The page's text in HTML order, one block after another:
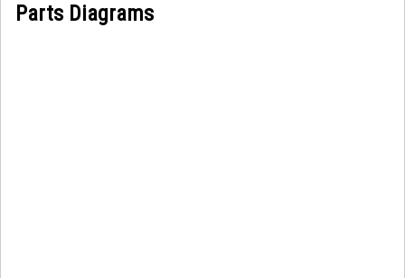
Parts Diagrams